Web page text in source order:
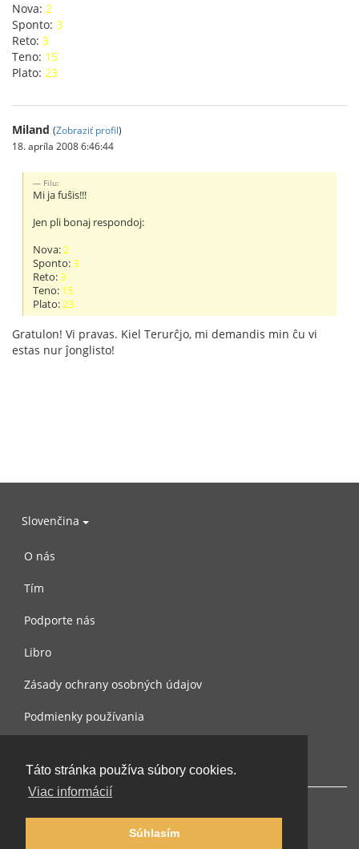
Táto stránka používa súbory cookies.
Viac informácií
Súhlasím
Nova: 2
Sponto: 3
Reto: 3
Teno: 15
Plato: 23
Miland (Zobraziť profil)
18. apríla 2008 6:46:44
Filu:
Mi ja fuŝis!!!
Jen pli bonaj respondoj:
Nova:2
Sponto:3
Reto:3
Teno: 15
Plato:23
Gratulon! Vi pravas. Kiel Terurĉjo, mi demandis min ĉu vi
estas nur ĵonglisto!
Slovenčina
O nás
Tím
Podporte nás
Libro
Zásady ochrany osobných údajov
Podmienky používania